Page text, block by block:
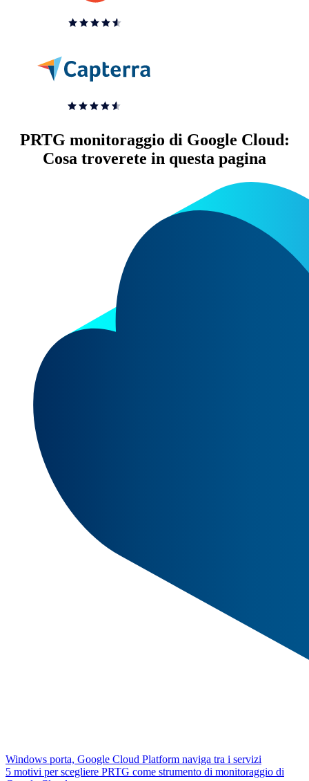
PRTG monitoraggio di Google Cloud:
Cosa troverete in questa pagina
Windows porta, Google Cloud Platform naviga tra i servizi
5 motivi per scegliere PRTG come strumento di monitoraggio di